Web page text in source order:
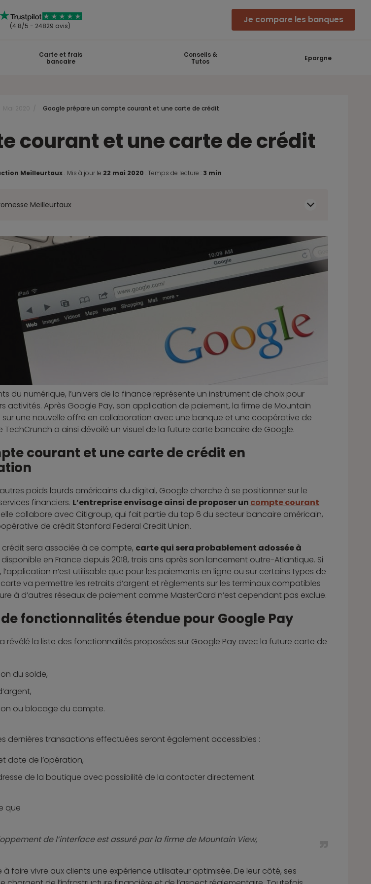
(4.8/5 - 24829 avis)
Je compare les banques
Carte et frais
bancaire
Conseils &
Tutos
Epargne
Google prépare un compte courant et une carte de crédit
courant et une carte de crédit
Meilleurtaux . Mis à jour le 22 mai 2020. Temps de lecture : 3 min
Meilleurtaux
du numérique, l’univers de la finance représente un instrument de choix pour
activités. Après Google Pay, son application de paiement, la firme de Mountain
sur une nouvelle offre en collaboration avec une banque et une coopérative de
TechCrunch a ainsi dévoilé un visuel de la future carte bancaire de Google.
courant et une carte de crédit en
autres poids lourds américains du digital, Google cherche à se positionner sur le
financiers. L’entreprise envisage ainsi de proposer un compte courant
collabore avec Citigroup, qui fait partie du top 6 du secteur bancaire américain,
de crédit Stanford Federal Credit Union.
crédit sera associée à ce compte, carte qui sera probablement adossée à
disponible en France depuis 2018, trois ans après son lancement outre-Atlantique. Si
l’application n’est utilisable que pour les paiements en ligne ou sur certains types de
va permettre les retraits d’argent et règlements sur les terminaux compatibles
à d’autres réseaux de paiement comme MasterCard n’est cependant pas exclue.
fonctionnalités étendue pour Google Pay
révélé la liste des fonctionnalités proposées sur Google Pay avec la future carte de
du solde,
ou blocage du compte.
dernières transactions effectuées seront également accessibles :
date de l’opération,
de la boutique avec possibilité de la contacter directement.
que
de l’interface est assuré par la firme de Mountain View,
à faire vivre aux clients une expérience utilisateur optimisée. De leur côté, ses